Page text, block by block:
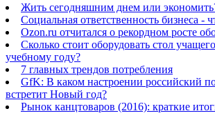
Жить сегодняшним днем или
Социальная ответственность бизнеса -
Ozon.ru отчитался о рекордном росте
Сколько стоит оборудовать стол
учебному году?
7 главных трендов потребления
GfK: В каком настроении российский
встретит Новый год?
Рынок канцтоваров (2016): краткие